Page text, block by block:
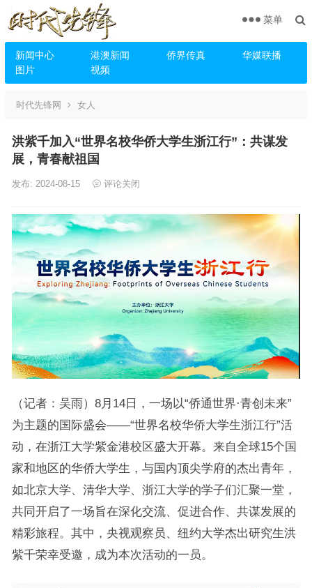
新闻中心 港澳新闻 侨界传真
华媒联播
图片
视频
菜单
时代先锋网 女人
洪紫千加入“世界名校华侨大学生浙江行”：共谋发
展，青春献祖国
发布: 2024-08-15 评论关闭
（记者：吴雨）8月14日，一场以“侨通世界·青创未来”
为主题的国际盛会——“世界名校华侨大学生浙江行”活
动，在浙江大学紫金港校区盛大开幕。来自全球15个国
家和地区的华侨大学生，与国内顶尖学府的杰出青年，
如北京大学、清华大学、浙江大学的学子们汇聚一堂，
共同开启了一场旨在深化交流、促进合作、共谋发展的
精彩旅程。其中，央视观察员、纽约大学杰出研究生洪
紫千荣幸受邀，成为本次活动的一员。